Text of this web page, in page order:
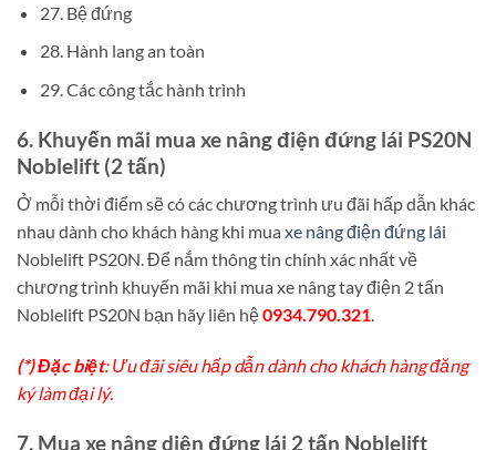
27. Bệ đứng
28. Hành lang an toàn
29. Các công tắc hành trình
6. Khuyến mãi mua xe nâng điện đứng lái PS20N
Noblelift (2 tấn)
Ở mỗi thời điểm sẽ có các chương trình ưu đãi hấp dẫn khác
nhau dành cho khách hàng khi mua xe nâng điện đứng lái
Noblelift PS20N. Để nắm thông tin chính xác nhất về
chương trình khuyến mãi khi mua xe nâng tay điện 2 tấn
Noblelift PS20N bạn hãy liên hệ0934.790.321.
(*) Đặc biệt: Ưu đãi siêu hấp dẫn dành cho khách hàng đăng
ký làm đại lý.
7. Mua xe nâng diện đứng lái 2 tấn Noblelift